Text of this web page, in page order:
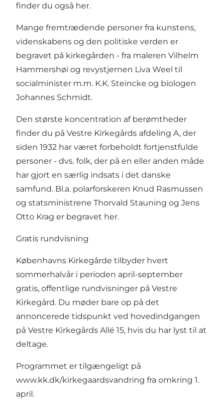
finder du også her.
Mange fremtrædende personer fra kunstens,
videnskabens og den politiske verden er
begravet på kirkegården - fra maleren Vilhelm
Hammershøi og revystjernen Liva Weel til
socialminister m.m. K.K. Steincke og biologen
Johannes Schmidt.
Den største koncentration af berømtheder
finder du på Vestre Kirkegårds afdeling A, der
siden 1932 har været forbeholdt fortjenstfulde
personer - dvs. folk, der på en eller anden måde
har gjort en særlig indsats i det danske
samfund. Bl.a. polarforskeren Knud Rasmussen
og statsministrene Thorvald Stauning og Jens
Otto Krag er begravet her.
Gratis rundvisning
Københavns Kirkegårde tilbyder hvert
sommerhalvår i perioden april-september
gratis, offentlige rundvisninger på Vestre
Kirkegård. Du møder bare op på det
annoncerede tidspunkt ved hovedindgangen
på Vestre Kirkegårds Allé 15, hvis du har lyst til at
deltage.
Programmet er tilgængeligt på
www.kk.dk/kirkegaardsvandring fra omkring 1.
april.